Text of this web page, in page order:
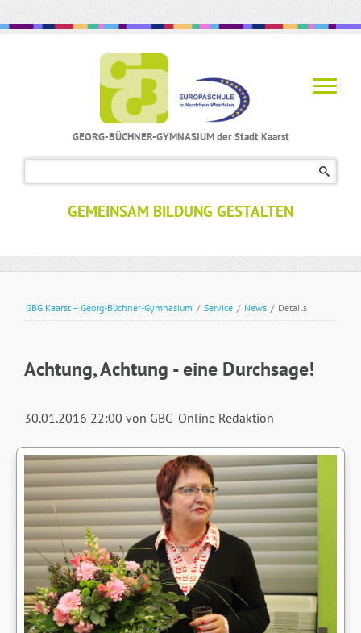
GEORG-BÜCHNER-GYMNASIUM der Stadt Kaarst
GEMEINSAM BILDUNG GESTALTEN
GBG Kaarst – Georg-Büchner-Gymnasium / Service / News / Details
Achtung, Achtung - eine Durchsage!
30.01.2016 22:00 von GBG-Online Redaktion